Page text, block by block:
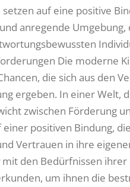
auf eine positive
anregende
Die moderne
die sich aus den
ergeben. In einer Welt,
zwischen Förderung
positiven Bindung,
Vertrauen in ihre
den Bedürfnissen
um ihnen die